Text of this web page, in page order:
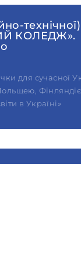
технічної)
КОЛЕДЖ».
для сучасної
в Україні»